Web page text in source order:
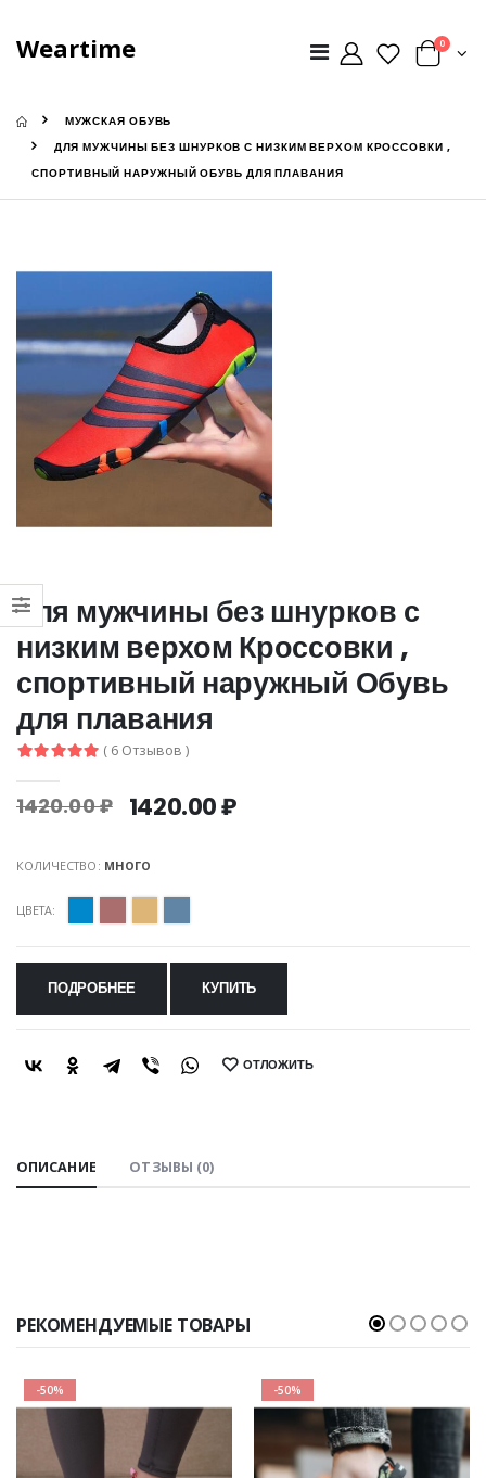
Weartime 0
МУЖСКАЯ ОБУВЬ
ДЛЯ МУЖЧИНЫ БЕЗ ШНУРКОВ С НИЗКИМ ВЕРХОМ КРОССОВКИ ,
СПОРТИВНЫЙ НАРУЖНЫЙ ОБУВЬ ДЛЯ ПЛАВАНИЯ
для мужчины без шнурков с
низким верхом Кроссовки ,
спортивный наружный Обувь
для плавания
( 6 Отзывов )
1420.00 ₽ 1420.00 ₽
КОЛИЧЕСТВО: МНОГО
ЦВЕТА:
ПОДРОБНЕЕ КУПИТЬ
SHARE: ОТЛОЖИТЬ
ОПИСАНИЕ ОТЗЫВЫ (0)
РЕКОМЕНДУЕМЫЕ ТОВАРЫ
-50% -50%